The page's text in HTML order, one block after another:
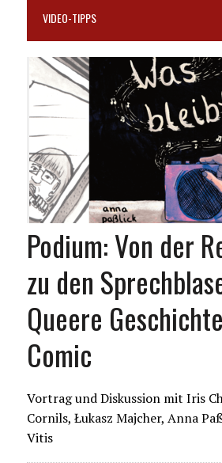
VIDEO-TIPPS
Podium: Von der
zu den
Queere
Comic
Vortrag und Diskussion mit Iris
Cornils, Łukasz Majcher, Anna
Vitis